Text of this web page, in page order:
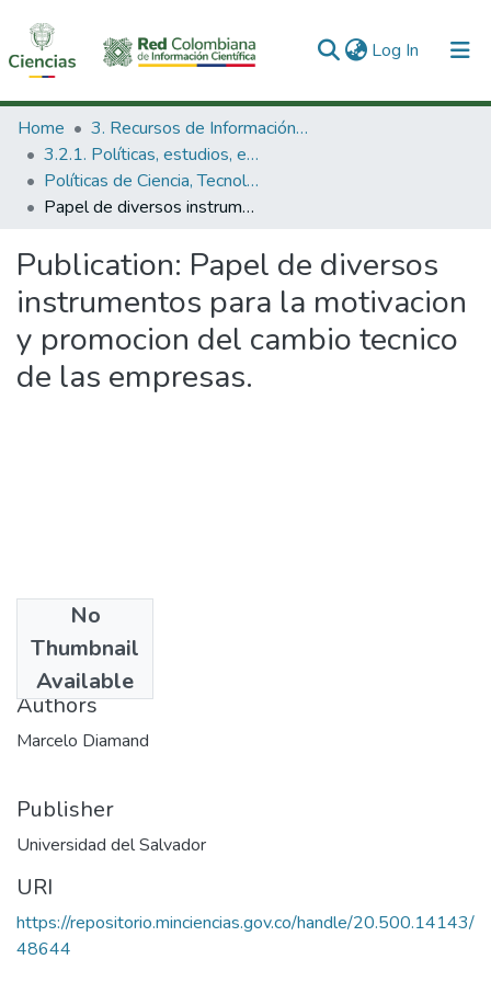
Log In (current)
Communities & Collections
All of DSpace
Statistics
Home
3. Recursos de Información Científica y Tecnológica
3.2.1. Políticas, estudios, evaluaciones e indicadores de CTeI
Políticas de Ciencia, Tecnología e Innovación
Papel de diversos instrumentos para la motivacion y promocion del cambio tecnico de las empresas.
Publication: Papel de diversos
instrumentos para la motivacion
y promocion del cambio tecnico
de las empresas.
No
Thumbnail
Available
1978
Authors
Marcelo Diamand
Publisher
Universidad del Salvador
URI
https://repositorio.minciencias.gov.co/handle/20.500.14143/
48644